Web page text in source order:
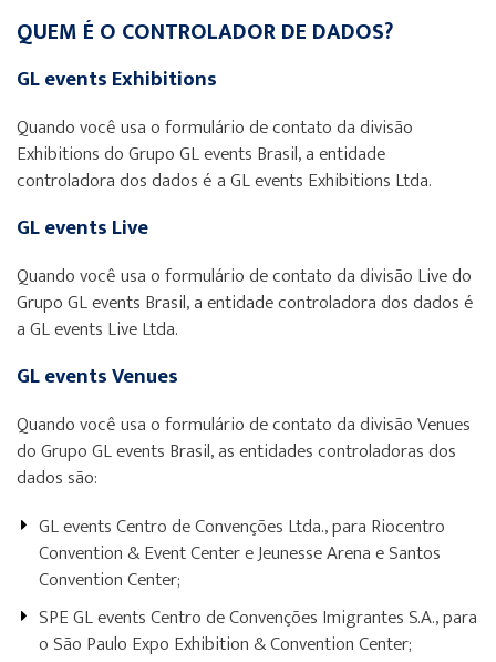
QUEM É O CONTROLADOR DE DADOS?
GL events Exhibitions
Quando você usa o formulário de contato da divisão
Exhibitions do Grupo GL events Brasil, a entidade
controladora dos dados é a GL events Exhibitions Ltda.
GL events Live
Quando você usa o formulário de contato da divisão Live do
Grupo GL events Brasil, a entidade controladora dos dados é
a GL events Live Ltda.
GL events Venues
Quando você usa o formulário de contato da divisão Venues
do Grupo GL events Brasil, as entidades controladoras dos
dados são:
GL events Centro de Convenções Ltda., para Riocentro
Convention & Event Center e Jeunesse Arena e Santos
Convention Center;
SPE GL events Centro de Convenções Imigrantes S.A., para
o São Paulo Expo Exhibition & Convention Center;